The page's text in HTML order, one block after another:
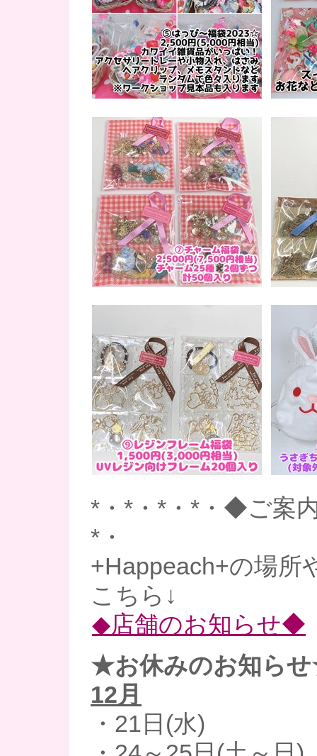
*・*・*・*・◆ご案
*・
+Happeach+の場所
こちら↓
◆店舗のお知らせ◆
★お休みのお知ら
12月
・21日(水)